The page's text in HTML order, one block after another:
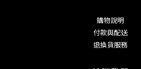
購物說明
付款與配送
退換貨服務